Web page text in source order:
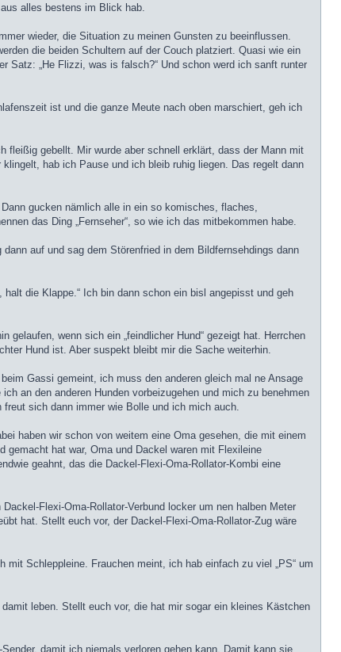
alles bestens im Blick hab.
wieder, die Situation zu meinen Gunsten zu beeinflussen.
die beiden Schultern auf der Couch platziert. Quasi wie ein
Satz: „He Flizzi, was is falsch?“ Und schon werd ich sanft runter
ist und die ganze Meute nach oben marschiert, geh ich
fleißig gebellt. Mir wurde aber schnell erklärt, dass der Mann mit
hab ich Pause und ich bleib ruhig liegen. Das regelt dann
gucken nämlich alle in ein so komisches, flaches,
das Ding „Fernseher“, so wie ich das mitbekommen habe.
auf und sag dem Störenfried in dem Bildfernsehdings dann
die Klappe.“ Ich bin dann schon ein bisl angepisst und geh
wenn sich ein „feindlicher Hund“ gezeigt hat. Herrchen
Hund ist. Aber suspekt bleibt mir die Sache weiterhin.
Gassi gemeint, ich muss den anderen gleich mal ne Ansage
an den anderen Hunden vorbeizugehen und mich zu benehmen
sich dann immer wie Bolle und ich mich auch.
haben wir schon von weitem eine Oma gesehen, die mit einem
gemacht hat war, Oma und Dackel waren mit Flexileine
geahnt, das die Dackel-Flexi-Oma-Rollator-Kombi eine
Flexi-Oma-Rollator-Verbund locker um nen halben Meter
hat. Stellt euch vor, der Dackel-Flexi-Oma-Rollator-Zug wäre
Schleppleine. Frauchen meint, ich hab einfach zu viel „PS“ um
leben. Stellt euch vor, die hat mir sogar ein kleines Kästchen
damit ich niemals verloren gehen kann. Damit kann sie